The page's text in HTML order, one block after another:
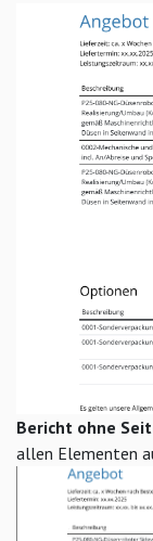
Bericht ohne
allen Elementen